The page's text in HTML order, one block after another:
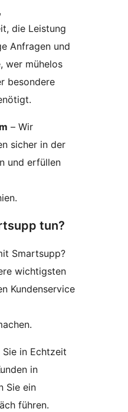
die Leistung
Anfragen und
wer mühelos
besondere
– Wir
sicher in der
und erfüllen
tun?
Smartsupp?
wichtigsten
Kundenservice
Sie in Echtzeit
in
Sie ein
führen.